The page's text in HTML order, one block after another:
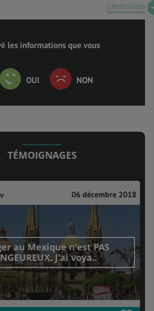
Généralités
les informations que vous
OUI NON
TÉMOIGNAGES
06 décembre 2018
au Mexique n'est PAS
J'ai voya..